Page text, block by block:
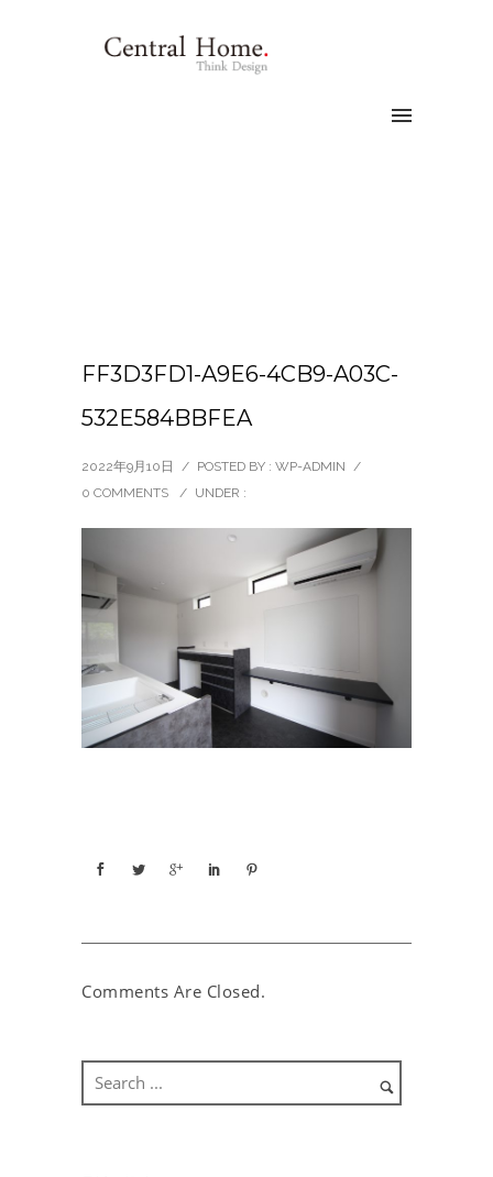
FF3D3FD1-A9E6-4CB9-A03C-
532E584BBFEA
2022年9月10日 / POSTED BY : WP-ADMIN /
0 COMMENTS
/ UNDER :
Comments Are Closed.